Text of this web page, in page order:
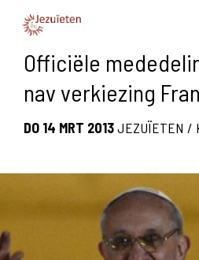
Officiële
nav verkiezing
DO 14 MRT 2013JEZUÏETEN /